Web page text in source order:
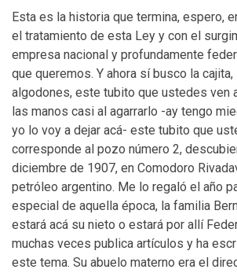
Esta es la historia que termina, espero,
el tratamiento de esta Ley y con el
empresa nacional y profundamente
que queremos. Y ahora sí busco la
algodones, este tubito que ustedes ven
las manos casi al agarrarlo -ay tengo
yo lo voy a dejar acá- este tubito que
corresponde al pozo número 2,
diciembre de 1907, en Comodoro
petróleo argentino. Me lo regaló el año
especial de aquella época, la familia
estará acá su nieto o estará por allí
muchas veces publica artículos y ha
este tema. Su abuelo materno era el